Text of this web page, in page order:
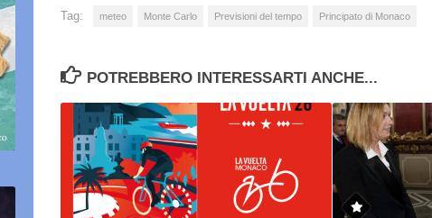
Tag: meteo Monte Carlo Previsioni del tempo Principato di Monaco
POTREBBERO INTERESSARTI ANCHE...